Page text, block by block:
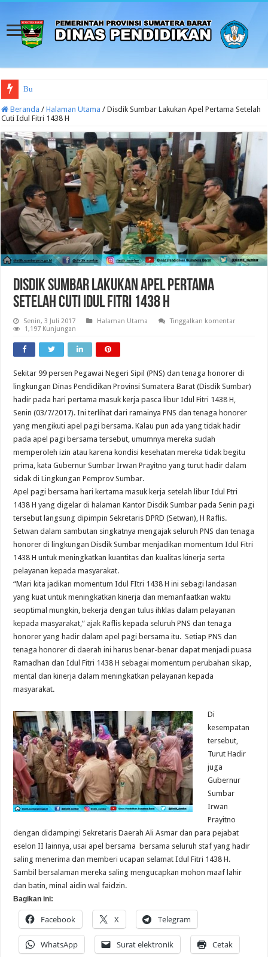
Budaya Sekolah Aman dan
Beranda / Halaman Utama / Disdik Sumbar Lakukan Apel Pertama Setelah
Cuti Idul Fitri 1438 H
Disdik Sumbar Lakukan Apel Pertama
Setelah Cuti Idul Fitri 1438 H
Senin, 3 Juli 2017 Halaman Utama
Tinggalkan komentar
1,197 Kunjungan
Sekitar 99 persen Pegawai Negeri Sipil (PNS) dan tenaga honorer di
lingkungan Dinas Pendidikan Provinsi Sumatera Barat (Disdik Sumbar)
hadir pada hari pertama masuk kerja pasca libur Idul Fitri 1438 H,
Senin (03/7/2017). Ini terlihat dari ramainya PNS dan tenaga honorer
yang mengikuti apel pagi bersama. Kalau pun ada yang tidak hadir
pada apel pagi bersama tersebut, umumnya mereka sudah
memperoleh izin atau karena kondisi kesehatan mereka tidak begitu
prima, kata Gubernur Sumbar Irwan Prayitno yang turut hadir dalam
sidak di Lingkungan Pemprov Sumbar.
Apel pagi bersama hari kertama masuk kerja setelah libur Idul Ftri
1438 H yang digelar di halaman Kantor Disdik Sumbar pada Senin pagi
tersebut langsung dipimpin Sekretaris DPRD (Setwan), H Raflis.
Setwan dalam sambutan singkatnya mengajak seluruh PNS dan tenaga
honorer di lingkungan Disdik Sumbar menjadikan momentum Idul Fitri
1438 H untuk meningkatkan kuantitas dan kualitas kinerja serta
pelayanan kepada masyarakat.
“Mari kita jadikan momentum Idul FItri 1438 H ini sebagi landasan
yang kuat untuk meningkatkan kinerja dan memanfaatkan waktu
seoptimal mungkin, bekerja dengan tulus ihklas dalam pelayanan
kepada masyarakat,” ajak Raflis kepada seluruh PNS dan tenaga
honorer yang hadir dalam apel pagi bersama itu. Setiap PNS dan
tenaga honorer di daerah ini harus benar-benar dapat menjadi puasa
Ramadhan dan Idul Fitri 1438 H sebagai momentum perubahan sikap,
mental dan kinerja dalam meningkatkan pelayanan kepada
masyarakat.
Di
kesempatan
tersebut,
Turut Hadir
juga
Gubernur
Sumbar
Irwan
Prayitno
dengan didampingi Sekretaris Daerah Ali Asmar dan para pejabat
eselon II lainnya, usai apel bersama bersama seluruh staf yang hadir
saling menerima dan memberi ucapan selamat Idul Fitri 1438 H.
Sambil bersalaman mereka saling mengucapkan mohon maaf lahir
dan batin, minal aidin wal faidzin.
Bagikan ini:
Facebook X Telegram
WhatsApp Surat elektronik Cetak